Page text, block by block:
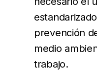
prevención
medio
trabajo.